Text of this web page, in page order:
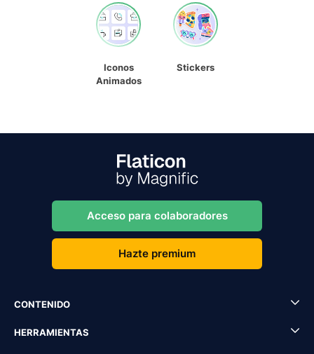
Iconos
Animados
Stickers
Acceso para colaboradores
Hazte premium
CONTENIDO
HERRAMIENTAS